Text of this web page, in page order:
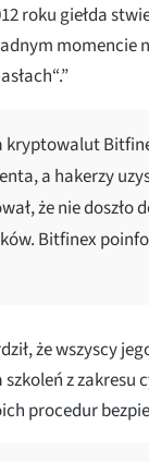
roku giełda
momencie
kryptowalut
a hakerzy
że nie
Bitfinex
że wszyscy
z
procedur